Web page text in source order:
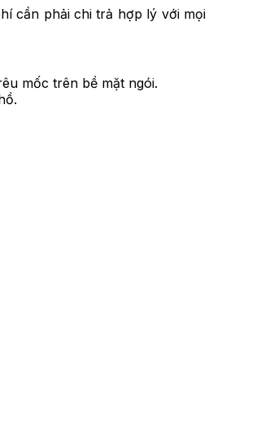
cần phải chi trả hợp lý với mọi
mốc trên bề mặt ngói.